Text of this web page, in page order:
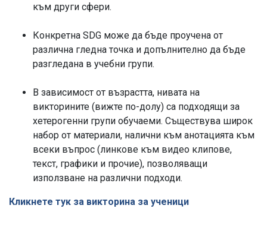
към други сфери.
Конкретна SDG може да бъде проучена от
различна гледна точка и допълнително да бъде
разгледана в учебни групи.
В зависимост от възрастта, нивата на
викторините (вижте по-долу) са подходящи за
хетерогенни групи обучаеми. Съществува широк
набор от материали, налични към анотацията към
всеки въпрос (линкове към видео клипове,
текст, графики и прочие), позволяващи
използване на различни подходи.
Кликнете тук за викторина за ученици